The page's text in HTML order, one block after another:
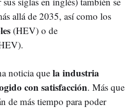
allá de 2035, así como los
(HEV) o de
noticia que la industria
con satisfacción. Más que
de más tiempo para poder